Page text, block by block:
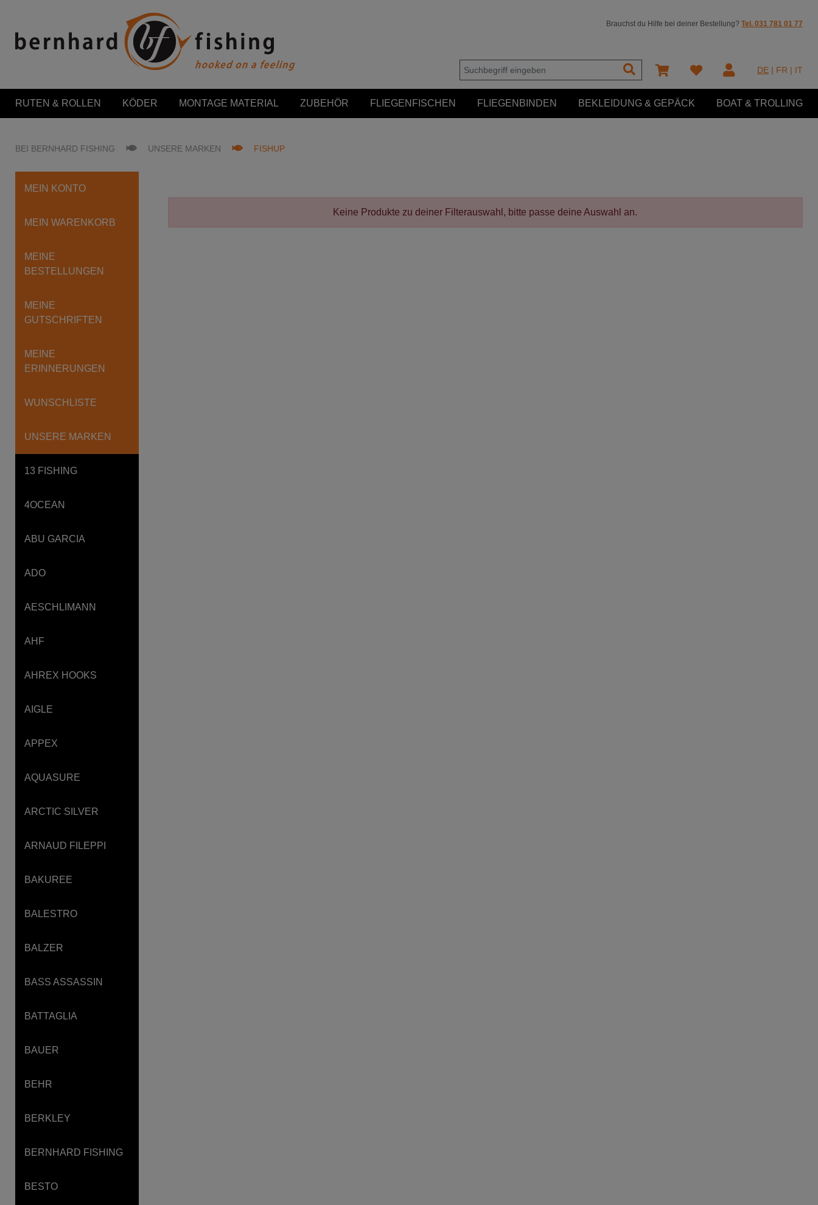
Brauchst du Hilfe bei deiner Bestellung? Tel. 031 781 01 77
DE FR IT
RUTEN & ROLLEN KÖDER MONTAGE MATERIAL ZUBEHÖR FLIEGENFISCHEN FLIEGENBINDEN BEKLEIDUNG & GEPÄCK BOAT & TROLLING
BEI BERNHARD FISHING UNSERE MARKEN FISHUP
MEIN KONTO
MEIN WARENKORB
MEINE
BESTELLUNGEN
MEINE
GUTSCHRIFTEN
MEINE
ERINNERUNGEN
WUNSCHLISTE
UNSERE MARKEN
13 FISHING
4OCEAN
ABU GARCIA
ADO
AESCHLIMANN
AHF
AHREX HOOKS
AIGLE
APPEX
AQUASURE
ARCTIC SILVER
ARNAUD FILEPPI
BAKUREE
BALESTRO
BALZER
BASS ASSASSIN
BATTAGLIA
BAUER
BEHR
BERKLEY
BERNHARD FISHING
BESTO
Keine Produkte zu deiner Filterauswahl, bitte passe deine Auswahl an.